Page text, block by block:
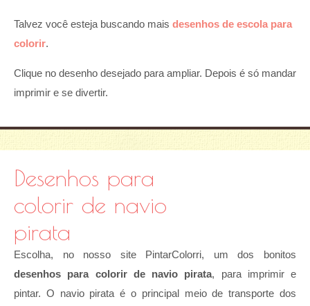
Talvez você esteja buscando mais desenhos de escola para
colorir.
Clique no desenho desejado para ampliar. Depois é só mandar
imprimir e se divertir.
Desenhos para
colorir de navio
pirata
Escolha, no nosso site PintarColorri, um dos bonitos
desenhos para colorir de navio pirata, para imprimir e
pintar. O navio pirata é o principal meio de transporte dos